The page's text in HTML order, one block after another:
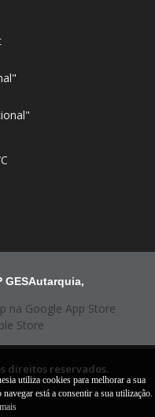
GESAutarquia,
direitos reservados.
utiliza cookies para melhorar a sua
está a consentir a sua utilização.